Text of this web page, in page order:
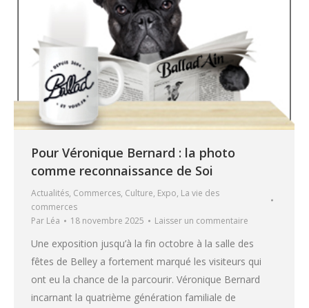
Pour Véronique Bernard : la photo
comme reconnaissance de Soi
Actualités, Commerces, Culture, Expo, La vie des
commerces
Par Léa 18 novembre 2025 Laisser un commentaire
Une exposition jusqu’à la fin octobre à la salle des
fêtes de Belley a fortement marqué les visiteurs qui
ont eu la chance de la parcourir. Véronique Bernard
incarnant la quatrième génération familiale de